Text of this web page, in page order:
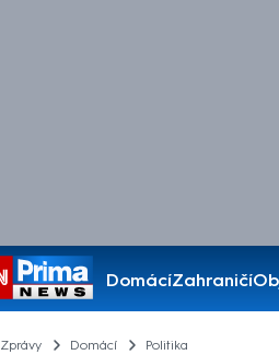
DomácíZahraničí
Pořady
Zprávy Domácí Politika